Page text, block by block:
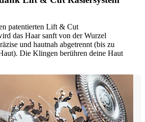
patentierten Lift & Cut
das Haar sanft von der Wurzel
und hautnah abgetrennt (bis zu
Die Klingen berühren deine Haut